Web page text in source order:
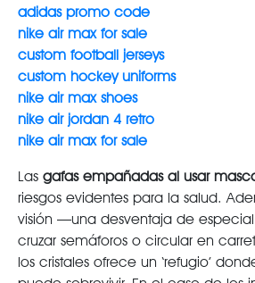
adidas promo code
nike air max for sale
custom football jerseys
custom hockey uniforms
nike air max shoes
nike air jordan 4 retro
nike air max for sale
Las gafas empañadas al usar
riesgos evidentes para la salud.
visión —una desventaja de
cruzar semáforos o circular en
los cristales ofrece un ‘refugio’